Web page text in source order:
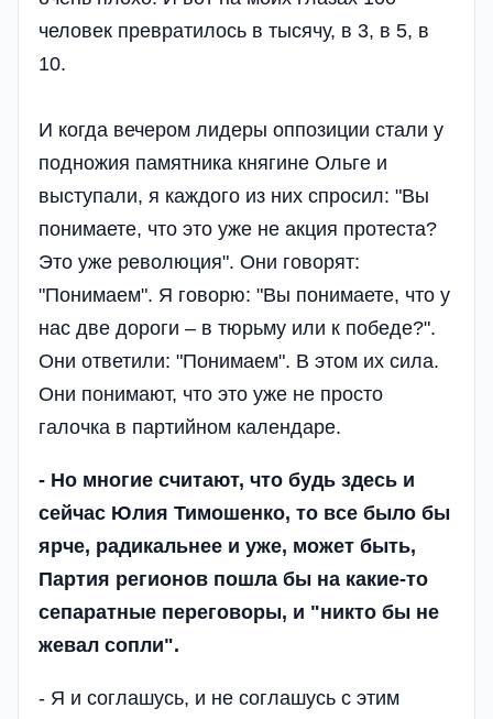
человек превратилось в тысячу, в 3, в 5, в
10.
И когда вечером лидеры оппозиции стали у
подножия памятника княгине Ольге и
выступали, я каждого из них спросил: "Вы
понимаете, что это уже не акция протеста?
Это уже революция". Они говорят:
"Понимаем". Я говорю: "Вы понимаете, что у
нас две дороги – в тюрьму или к победе?".
Они ответили: "Понимаем". В этом их сила.
Они понимают, что это уже не просто
галочка в партийном календаре.
- Но многие считают, что будь здесь и
сейчас Юлия Тимошенко, то все было бы
ярче, радикальнее и уже, может быть,
Партия регионов пошла бы на какие-то
сепаратные переговоры, и "никто бы не
жевал сопли".
- Я и соглашусь, и не соглашусь с этим